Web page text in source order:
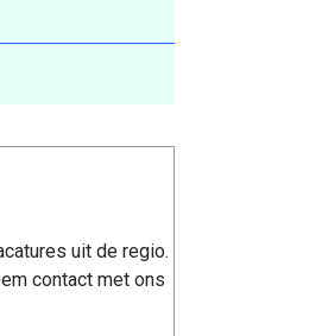
uit de regio.
contact met ons